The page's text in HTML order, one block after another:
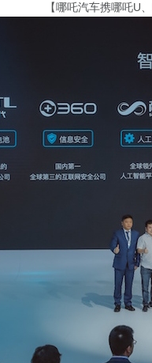
【哪吒汽车携哪吒U